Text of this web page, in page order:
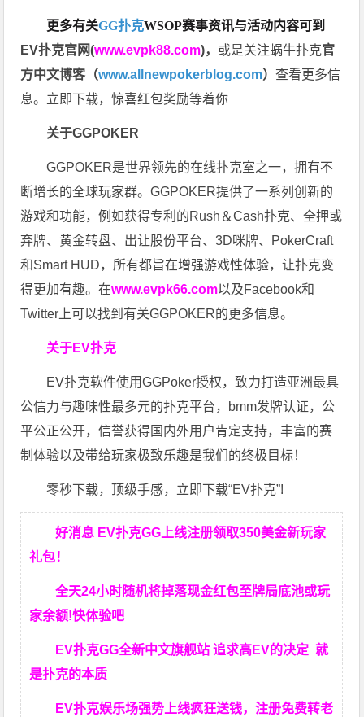
更多有关GG扑克WSOP赛事资讯与活动内容可到
EV扑克官网(www.evpk88.com)， 或是关注蜗牛扑克官
方中文博客（www.allnewpokerblog.com）查看更多信
息。立即下载，惊喜红包奖励等着你
关于GGPOKER
GGPOKER是世界领先的在线扑克室之一，拥有不
断增长的全球玩家群。GGPOKER提供了一系列创新的
游戏和功能，例如获得专利的Rush＆Cash扑克、全押或
弃牌、黄金转盘、出让股份平台、3D咪牌、PokerCraft
和Smart HUD，所有都旨在增强游戏性体验，让扑克变
得更加有趣。在www.evpk66.com以及Facebook和
Twitter上可以找到有关GGPOKER的更多信息。
关于EV扑克
EV扑克软件使用GGPoker授权，致力打造亚洲最具
公信力与趣味性最多元的扑克平台，bmm发牌认证，公
平公正公开，信誉获得国内外用户肯定支持，丰富的赛
制体验以及带给玩家极致乐趣是我们的终极目标！
零秒下载，顶级手感，立即下载“EV扑克”!
好消息 EV扑克GG上线注册领取350美金新玩家
礼包！
全天24小时随机将掉落现金红包至牌局底池或玩
家余额!快体验吧
EV扑克GG全新中文旗舰站 追求高EV的决定就
是扑克的本质
EV扑克娱乐场强势上线疯狂送钱，注册免费转老